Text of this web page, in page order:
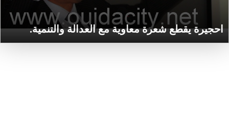
احجيرة يقطع شعرة معاوية مع العدالة والتنمية.